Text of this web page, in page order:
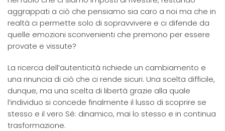
aggrappati a ciò che pensiamo sia caro a noi ma che in
realtà ci permette solo di sopravvivere e ci difende da
quelle emozioni sconvenienti che premono per essere
provate e vissute?
La ricerca dell’autenticità richiede un cambiamento e
una rinuncia di ciò che ci rende sicuri. Una scelta difficile,
dunque, ma una scelta di libertà grazie alla quale
l’individuo si concede finalmente il lusso di scoprire se
stesso e il vero Sé: dinamico, mai lo stesso e in continua
trasformazione.